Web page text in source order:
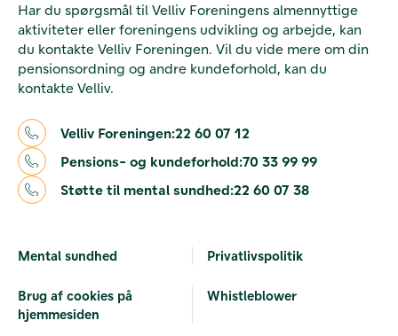
Har du spørgsmål til Velliv Foreningens almennyttige
aktiviteter eller foreningens udvikling og arbejde, kan
du kontakte Velliv Foreningen. Vil du vide mere om din
pensionsordning og andre kundeforhold, kan du
kontakte Velliv.
Velliv Foreningen:22 60 07 12
Pensions- og kundeforhold:70 33 99 99
Støtte til mental sundhed:22 60 07 38
Mental sundhed Privatlivspolitik
Brug af cookies på
hjemmesiden
Whistleblower